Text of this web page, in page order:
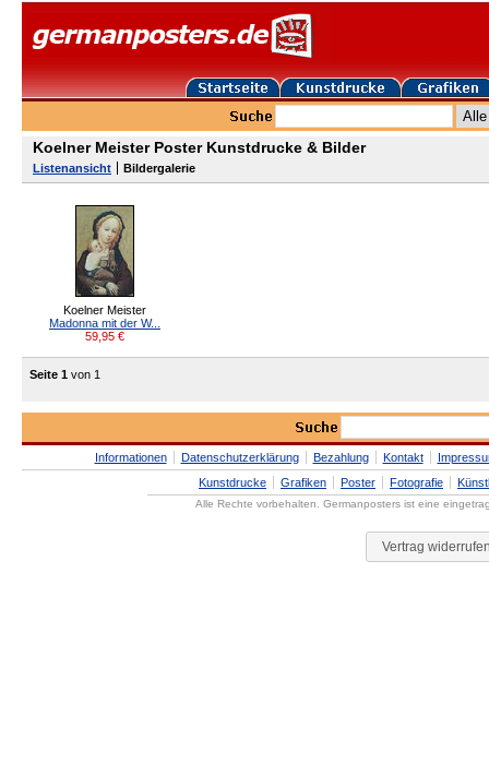
Koelner Meister Poster Kunstdrucke & Bilder
Listenansicht Bildergalerie
Koelner Meister
Madonna mit der W...
59,95 €
Seite 1 von 1
Informationen Datenschutzerklärung Bezahlung Kontakt
Kunstdrucke
Grafiken Poster Fotografie
Alle Rechte vorbehalten. Germanposters ist eine
Vertrag